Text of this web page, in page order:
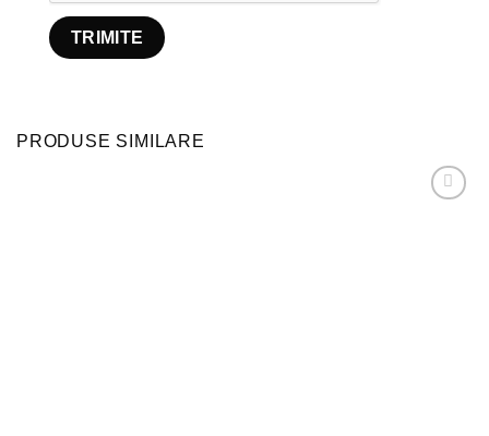
PRODUSE SIMILARE